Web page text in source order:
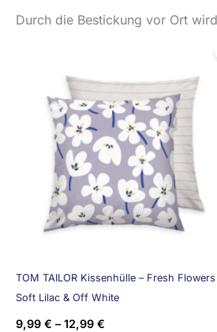
Durch die Bestickung vor Ort
TOM TAILOR Kissenhülle – Fresh Flowers
Soft Lilac & Off White
9,99 € –12,99 €